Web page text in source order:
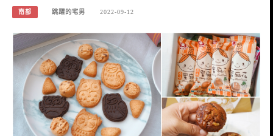
南部 跳躍的宅男 2022-09-12